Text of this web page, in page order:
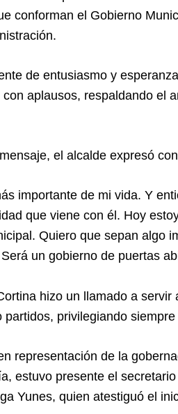
conforman el Gobierno
de entusiasmo y
con aplausos, respaldando el
el alcalde expresó
importante de mi vida. Y
que viene con él. Hoy
Quiero que sepan algo
un gobierno de puertas
hizo un llamado a
partidos, privilegiando
representación de la
estuvo presente el
Yunes, quien atestiguó el